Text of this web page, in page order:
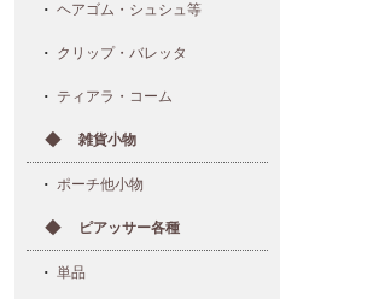
ヘアゴム・シュシュ等
クリップ・バレッタ
ティアラ・コーム
雑貨小物
ポーチ他小物
ピアッサー各種
単品